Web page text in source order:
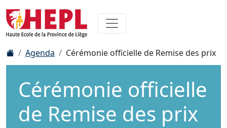
Agenda Cérémonie officielle de Remise des prix
Cérémonie officielle
de Remise des prix